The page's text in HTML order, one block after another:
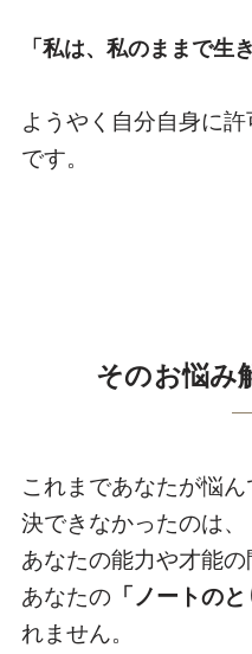
「私は、私のままで生
ようやく自分自身に
です。
そのお悩み
これまであなたが悩
決できなかったのは、
あなたの能力や才能の
あなたの「ノートのと
れません。